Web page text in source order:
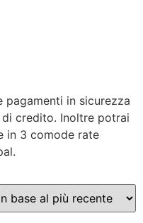
in sicurezza
credito. Inoltre potrai
in 3 comode rate